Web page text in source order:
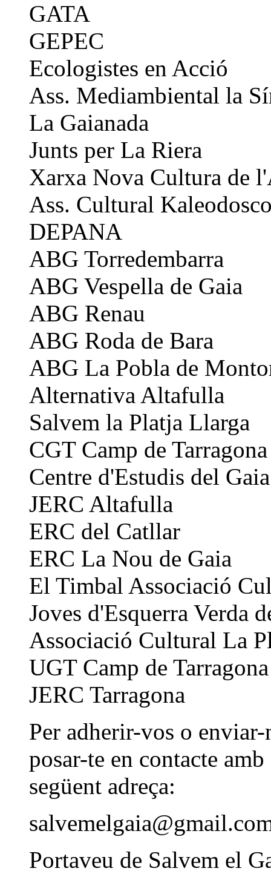
GATA
GEPEC
Ecologistes en Acció
Ass. Mediambiental la
La Gaianada
Junts per La Riera
Xarxa Nova Cultura de
Ass. Cultural
DEPANA
ABG Torredembarra
ABG Vespella de Gaia
ABG Renau
ABG Roda de Bara
ABG La Pobla de
Alternativa Altafulla
Salvem la Platja Llarga
CGT Camp de Tarragona
Centre d'Estudis del Gaia
JERC Altafulla
ERC del Catllar
ERC La Nou de Gaia
El Timbal Associació
Joves d'Esquerra Verda
Associació Cultural La
UGT Camp de Tarragona
JERC Tarragona
Per adherir-vos o
posar-te en contacte
següent adreça:
Portaveu de Salvem el